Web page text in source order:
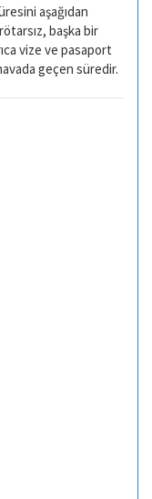
aşağıdan
başka bir
vize ve pasaport
geçen süredir.